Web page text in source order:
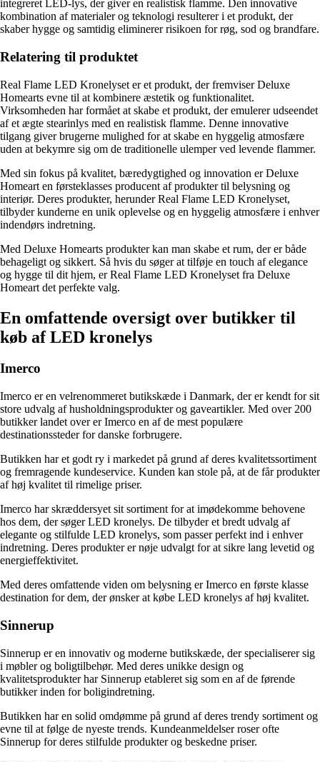
integreret LED-lys, der giver en realistisk flamme. Den innovative
kombination af materialer og teknologi resulterer i et produkt, der
skaber hygge og samtidig eliminerer risikoen for røg, sod og brandfare.
Relatering til produktet
Real Flame LED Kronelyset er et produkt, der fremviser Deluxe
Homearts evne til at kombinere æstetik og funktionalitet.
Virksomheden har formået at skabe et produkt, der emulerer udseendet
af et ægte stearinlys med en realistisk flamme. Denne innovative
tilgang giver brugerne mulighed for at skabe en hyggelig atmosfære
uden at bekymre sig om de traditionelle ulemper ved levende flammer.
Med sin fokus på kvalitet, bæredygtighed og innovation er Deluxe
Homeart en førsteklasses producent af produkter til belysning og
interiør. Deres produkter, herunder Real Flame LED Kronelyset,
tilbyder kunderne en unik oplevelse og en hyggelig atmosfære i enhver
indendørs indretning.
Med Deluxe Homearts produkter kan man skabe et rum, der er både
behageligt og sikkert. Så hvis du søger at tilføje en touch af elegance
og hygge til dit hjem, er Real Flame LED Kronelyset fra Deluxe
Homeart det perfekte valg.
En omfattende oversigt over butikker til
køb af LED kronelys
Imerco
Imerco er en velrenommeret butikskæde i Danmark, der er kendt for sit
store udvalg af husholdningsprodukter og gaveartikler. Med over 200
butikker landet over er Imerco en af de mest populære
destinationssteder for danske forbrugere.
Butikken har et godt ry i markedet på grund af deres kvalitetssortiment
og fremragende kundeservice. Kunden kan stole på, at de får produkter
af høj kvalitet til rimelige priser.
Imerco har skræddersyet sit sortiment for at imødekomme behovene
hos dem, der søger LED kronelys. De tilbyder et bredt udvalg af
elegante og stilfulde LED kronelys, som passer perfekt ind i enhver
indretning. Deres produkter er nøje udvalgt for at sikre lang levetid og
energieffektivitet.
Med deres omfattende viden om belysning er Imerco en første klasse
destination for dem, der ønsker at købe LED kronelys af høj kvalitet.
Sinnerup
Sinnerup er en innovativ og moderne butikskæde, der specialiserer sig
i møbler og boligtilbehør. Med deres unikke design og
kvalitetsprodukter har Sinnerup etableret sig som en af de førende
butikker inden for boligindretning.
Butikken har en solid omdømme på grund af deres trendy sortiment og
evne til at følge de nyeste trends. Kundeanmeldelser roser ofte
Sinnerup for deres stilfulde produkter og beskedne priser.